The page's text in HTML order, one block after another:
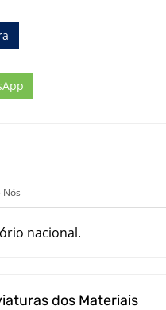
Nós
nacional.
dos Materiais